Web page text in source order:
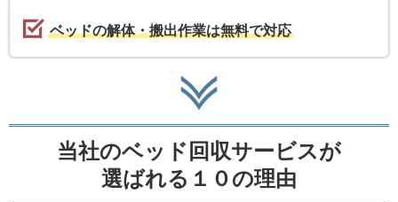
ベッドの解体・搬出作業は無料で対応
当社のベッド回収サービスが
選ばれる１０の理由